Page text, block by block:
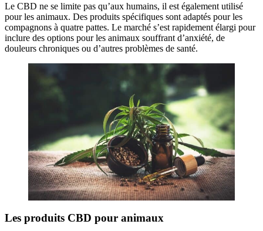
Le CBD ne se limite pas qu’aux humains, il est également utilisé
pour les animaux. Des produits spécifiques sont adaptés pour les
compagnons à quatre pattes. Le marché s’est rapidement élargi pour
inclure des options pour les animaux souffrant d’anxiété, de
douleurs chroniques ou d’autres problèmes de santé.
Les produits CBD pour animaux